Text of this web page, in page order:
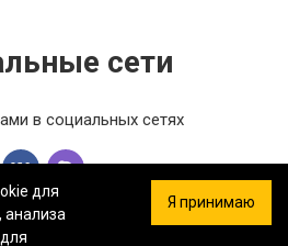
сети
в социальных сетях
для
анализа
Я принимаю